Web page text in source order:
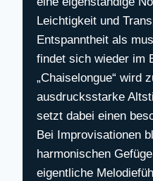
Leichtigkeit und
Entspanntheit als
findet sich wieder im
„Chaiselongue“ wird
ausdrucksstarke
setzt dabei einen
Bei Improvisationen
harmonischen
eigentliche